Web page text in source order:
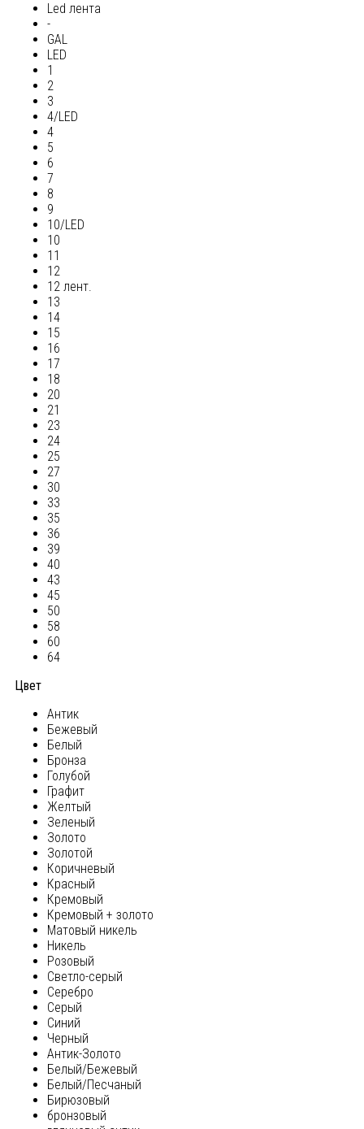
Led лента
-
GAL
LED
1
2
3
4/LED
4
5
6
7
8
9
10/LED
10
11
12
12 лент.
13
14
15
16
17
18
20
21
23
24
25
27
30
33
35
36
39
40
43
45
50
58
60
64
Цвет
Антик
Бежевый
Белый
Бронза
Голубой
Графит
Желтый
Зеленый
Золото
Золотой
Коричневый
Красный
Кремовый
Кремовый + золото
Матовый никель
Никель
Розовый
Светло-серый
Серебро
Серый
Синий
Черный
Антик-Золото
Белый/Бежевый
Белый/Песчаный
Бирюзовый
бронзовый